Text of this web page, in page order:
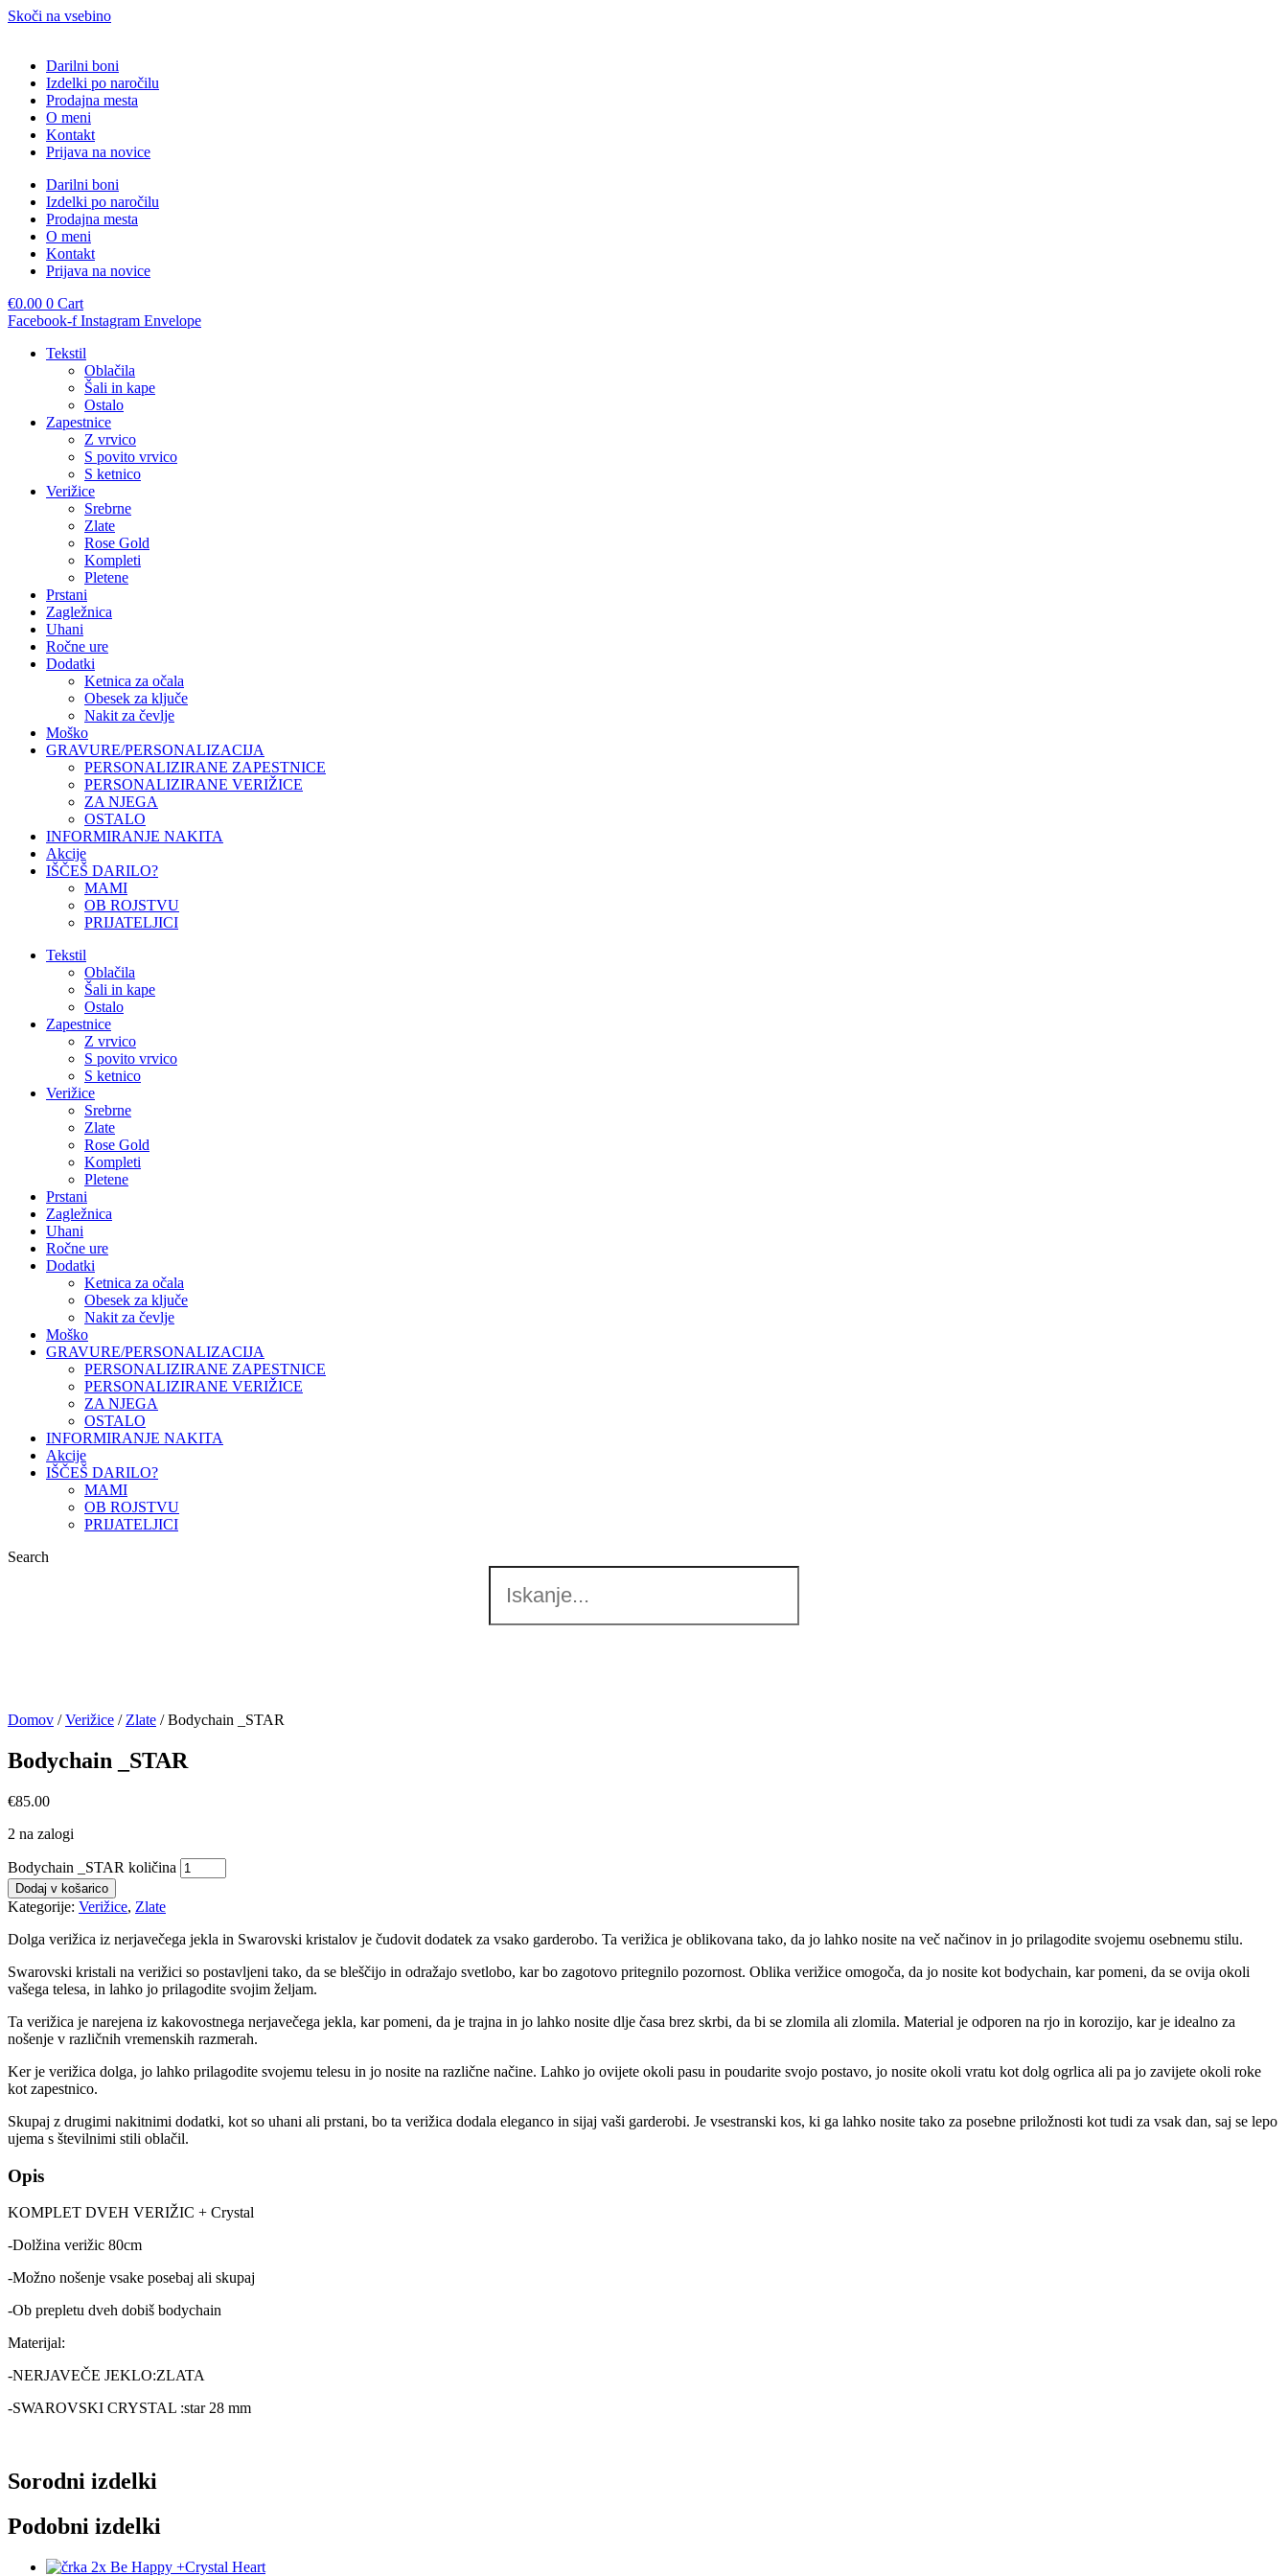
Skoči na vsebino
Darilni boni
Izdelki po naročilu
Prodajna mesta
O meni
Kontakt
Prijava na novice
Darilni boni
Izdelki po naročilu
Prodajna mesta
O meni
Kontakt
Prijava na novice
€0.00 0 Cart
Facebook-f Instagram Envelope
Tekstil
Oblačila
Šali in kape
Ostalo
Zapestnice
Z vrvico
S povito vrvico
S ketnico
Verižice
Srebrne
Zlate
Rose Gold
Kompleti
Pletene
Prstani
Zagležnica
Uhani
Ročne ure
Dodatki
Ketnica za očala
Obesek za ključe
Nakit za čevlje
Moško
GRAVURE/PERSONALIZACIJA
PERSONALIZIRANE ZAPESTNICE
PERSONALIZIRANE VERIŽICE
ZA NJEGA
OSTALO
INFORMIRANJE NAKITA
Akcije
IŠČEŠ DARILO?
MAMI
OB ROJSTVU
PRIJATELJICI
Tekstil
Oblačila
Šali in kape
Ostalo
Zapestnice
Z vrvico
S povito vrvico
S ketnico
Verižice
Srebrne
Zlate
Rose Gold
Kompleti
Pletene
Prstani
Zagležnica
Uhani
Ročne ure
Dodatki
Ketnica za očala
Obesek za ključe
Nakit za čevlje
Moško
GRAVURE/PERSONALIZACIJA
PERSONALIZIRANE ZAPESTNICE
PERSONALIZIRANE VERIŽICE
ZA NJEGA
OSTALO
INFORMIRANJE NAKITA
Akcije
IŠČEŠ DARILO?
MAMI
OB ROJSTVU
PRIJATELJICI
Search
Domov /Verižice / Zlate / Bodychain _STAR
Bodychain _STAR
€85.00
2 na zalogi
Bodychain _STAR količina
Dodaj v košarico
Kategorije: Verižice, Zlate
Dolga verižica iz nerjavečega jekla in Swarovski kristalov je čudovit dodatek za vsako garderobo. Ta verižica je oblikovana tako, da jo lahko nosite na več načinov in jo prilagodite svojemu osebnemu stilu.
Swarovski kristali na verižici so postavljeni tako, da se bleščijo in odražajo svetlobo, kar bo zagotovo pritegnilo pozornost. Oblika verižice omogoča, da jo nosite kot bodychain, kar pomeni, da se ovija okoli
vašega telesa, in lahko jo prilagodite svojim željam.
Ta verižica je narejena iz kakovostnega nerjavečega jekla, kar pomeni, da je trajna in jo lahko nosite dlje časa brez skrbi, da bi se zlomila ali zlomila. Material je odporen na rjo in korozijo, kar je idealno za
nošenje v različnih vremenskih razmerah.
Ker je verižica dolga, jo lahko prilagodite svojemu telesu in jo nosite na različne načine. Lahko jo ovijete okoli pasu in poudarite svojo postavo, jo nosite okoli vratu kot dolg ogrlica ali pa jo zavijete okoli roke
kot zapestnico.
Skupaj z drugimi nakitnimi dodatki, kot so uhani ali prstani, bo ta verižica dodala eleganco in sijaj vaši garderobi. Je vsestranski kos, ki ga lahko nosite tako za posebne priložnosti kot tudi za vsak dan, saj se lepo
ujema s številnimi stili oblačil.
Opis
KOMPLET DVEH VERIŽIC + Crystal
-Dolžina verižic 80cm
-Možno nošenje vsake posebaj ali skupaj
-Ob prepletu dveh dobiš bodychain
Materijal:
-NERJAVEČE JEKLO:ZLATA
-SWAROVSKI CRYSTAL :star 28 mm
Sorodni izdelki
Podobni izdelki